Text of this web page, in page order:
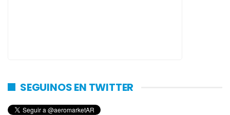
SEGUINOS EN TWITTER